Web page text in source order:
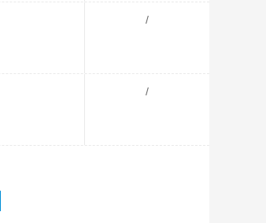
/
/